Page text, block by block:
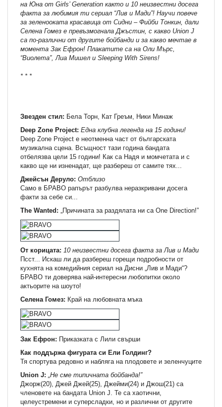
на Юна от Girls’ Generation както и 10 неизвестни досега
факта за любимия ти сериал “Лив и Мади”! Научи повече
за зеленооката красавица от Сидни – Фийби Тонкин, дали
Селена Гомез е превъзмогнала Джъстин, с какво Union J
са по-различни от другите бойбанди и за какво мечтае в
момента Зак Ефрон! Плакатите са на Оли Мърс,
“Виолета”, Лиа Мишел и Sleeping With Sirens!
* * *
Звезден стил: Бела Торн, Кат Греъм, Ники Минаж
Deep Zone Project: Една клубна легенда на 15 години!
Deep Zone Project е неотменна част от българската
музикална сцена. Всъщност тази година бандата
отбелязва цели 15 години! Как са Надя и момчетата и с
какво ще ни изненадат, ще разбереш от самите тях...
Джейсън Деруло: Отблизо
Само в БРАВО рапърът разбулва неразкривани досега
факти за себе си...
The Wanted: „Причината за раздялата ни са One Direction!”
От корицата: 10 неизвестни досега факта за Лив и Мади
Псст... Искаш ли да разбереш горещи подробности от
кухнята на комедийния сериал на Дисни „Лив и Мади“?
БРАВО ти доверява най-интересни любопитки около
актьорите на шоуто!
Селена Гомез: Край на любовната мъка
Зак Ефрон: Приказката с Лили свърши
Как поддържа фигурата си Ели Голдинг?
Тя спортува редовно и набляга на плодовете и зеленчуците
Union J: „Не сме типичната бойбанда!”
Джорж(20), Джей Джей(25), Джейми(24) и Джош(21) са
членовете на бандата Union J. Те са хаотични,
целеустремени и суперсладки, но и различни от другите